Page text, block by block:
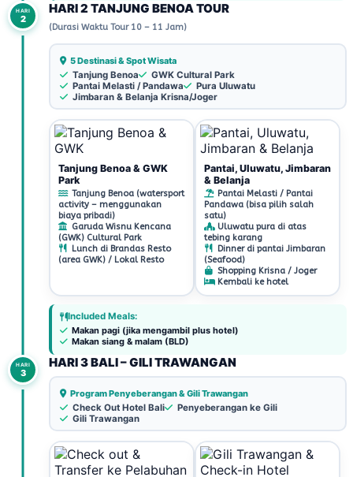
HARI
2
HARI 2 TANJUNG BENOA TOUR
(Durasi Waktu Tour 10 – 11 Jam)
5 Destinasi & Spot Wisata
Tanjung Benoa
GWK Cultural Park
Pantai Melasti / Pandawa
Pura Uluwatu
Jimbaran & Belanja Krisna/Joger
Tanjung Benoa & GWK
Park
Tanjung Benoa (watersport
activity – menggunakan
biaya pribadi)
Garuda Wisnu Kencana
(GWK) Cultural Park
Lunch di Brandas Resto
(area GWK) / Lokal Resto
Pantai, Uluwatu, Jimbaran
& Belanja
Pantai Melasti / Pantai
Pandawa (bisa pilih salah
satu)
Uluwatu pura di atas
tebing karang
Dinner di pantai Jimbaran
(Seafood)
Shopping Krisna / Joger
Kembali ke hotel
Included Meals:
Makan pagi (jika mengambil plus hotel)
Makan siang & malam (BLD)
HARI
3
HARI 3 BALI – GILI TRAWANGAN
Program Penyeberangan & Gili Trawangan
Check Out Hotel Bali
Penyeberangan ke Gili
Gili Trawangan